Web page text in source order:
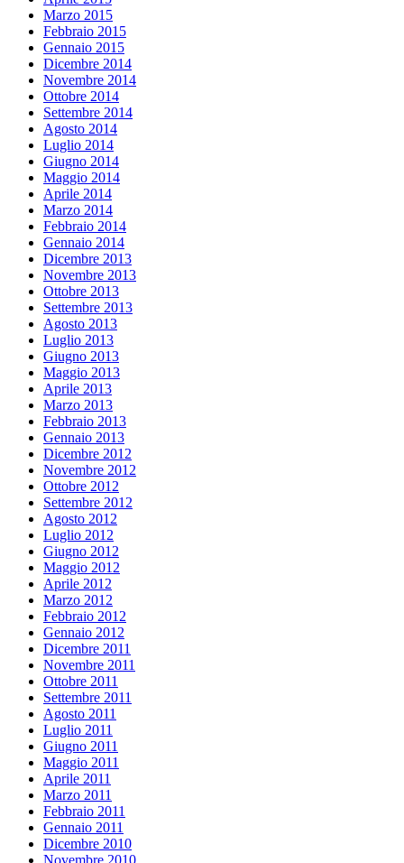
Marzo 2015
Febbraio 2015
Gennaio 2015
Dicembre 2014
Novembre 2014
Ottobre 2014
Settembre 2014
Agosto 2014
Luglio 2014
Giugno 2014
Maggio 2014
Aprile 2014
Marzo 2014
Febbraio 2014
Gennaio 2014
Dicembre 2013
Novembre 2013
Ottobre 2013
Settembre 2013
Agosto 2013
Luglio 2013
Giugno 2013
Maggio 2013
Aprile 2013
Marzo 2013
Febbraio 2013
Gennaio 2013
Dicembre 2012
Novembre 2012
Ottobre 2012
Settembre 2012
Agosto 2012
Luglio 2012
Giugno 2012
Maggio 2012
Aprile 2012
Marzo 2012
Febbraio 2012
Gennaio 2012
Dicembre 2011
Novembre 2011
Ottobre 2011
Settembre 2011
Agosto 2011
Luglio 2011
Giugno 2011
Maggio 2011
Aprile 2011
Marzo 2011
Febbraio 2011
Gennaio 2011
Dicembre 2010
Novembre 2010